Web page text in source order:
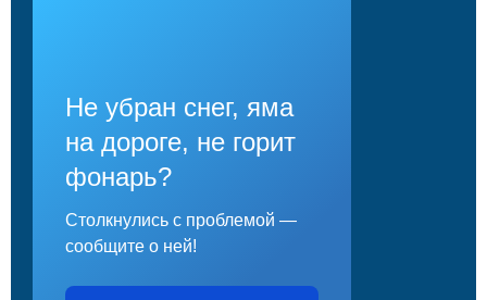
Не убран снег, яма
на дороге, не горит
фонарь?
Столкнулись с проблемой —
сообщите о ней!